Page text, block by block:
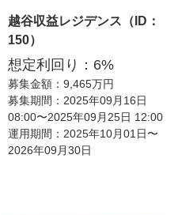
越谷収益レジデンス（ID：
150）
想定利回り：6%
募集金額：9,465万円
募集期間：2025年09月16日
08:00〜2025年09月25日 12:00
運用期間：2025年10月01日〜
2026年09月30日